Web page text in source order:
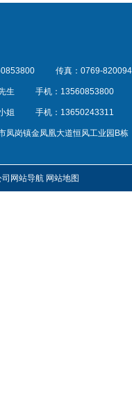
传真：0769-
生 手机：13560853800
姐 手机：13650243311
凤岗镇金凤凰大道恒风工业园B栋
网站导航 网站地图